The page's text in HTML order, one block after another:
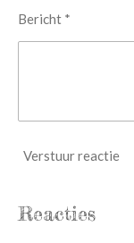
Bericht *
Verstuur reactie
Reacties